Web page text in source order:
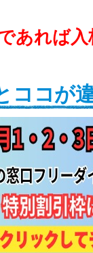
あれば
ココが